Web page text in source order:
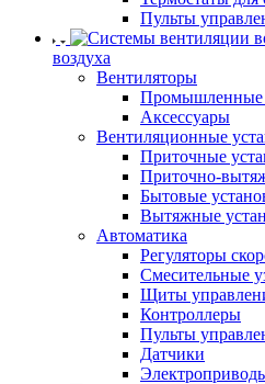
Пульты
воздуха
Вентиляторы
Промышленные
Аксессуары
Вентиляционные
Приточные
Приточно-
Бытовые
Вытяжные
Автоматика
Регуляторы
Смесительные
Щиты
Контроллеры
Пульты
Датчики